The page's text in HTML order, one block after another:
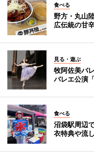
食べる
野方・丸山
広伝統の甘
見る・遊ぶ
牧阿佐美バ
バレエ公演
食べる
沼袋駅周辺
衣特典や流